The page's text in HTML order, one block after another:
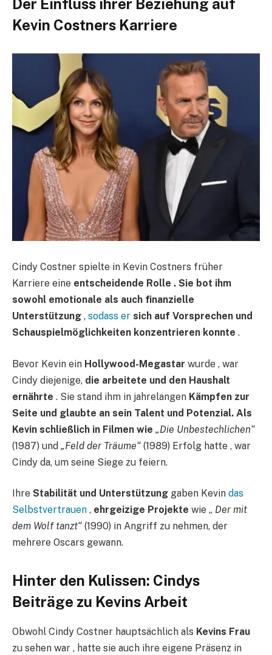
Der Einfluss ihrer Beziehung auf
Kevin Costners Karriere
Cindy Costner spielte in Kevin Costners früher
Karriere eine entscheidende Rolle . Sie bot ihm
sowohl emotionale als auch finanzielle
Unterstützung , sodass er sich auf Vorsprechen und
Schauspielmöglichkeiten konzentrieren konnte .
Bevor Kevin ein Hollywood-Megastar wurde , war
Cindy diejenige, die arbeitete und den Haushalt
ernährte . Sie stand ihm in jahrelangen Kämpfen zur
Seite und glaubte an sein Talent und Potenzial. Als
Kevin schließlich in Filmen wie „Die Unbestechlichen“
(1987) und „Feld der Träume“ (1989) Erfolg hatte , war
Cindy da, um seine Siege zu feiern.
Ihre Stabilität und Unterstützung gaben Kevin das
Selbstvertrauen , ehrgeizige Projekte wie „ Der mit
dem Wolf tanzt“ (1990) in Angriff zu nehmen, der
mehrere Oscars gewann.
Hinter den Kulissen: Cindys
Beiträge zu Kevins Arbeit
Obwohl Cindy Costner hauptsächlich als Kevins Frau
zu sehen war , hatte sie auch ihre eigene Präsenz in